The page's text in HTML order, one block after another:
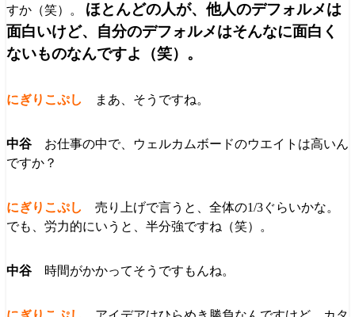
すか（笑）。 ほとんどの人が、他人のデフォルメは
面白いけど、自分のデフォルメはそんなに面白く
ないものなんですよ（笑）。
まあ、そうですね。
お仕事の中で、ウェルカムボードのウエイトは高いん
ですか？
売り上げで言うと、全体の1/3ぐらいかな。
でも、労力的にいうと、半分強ですね（笑）。
時間がかかってそうですもんね。